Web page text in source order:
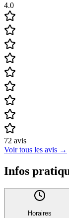
4.0
72 avis
Voir tous les avis →
Infos
Horaires